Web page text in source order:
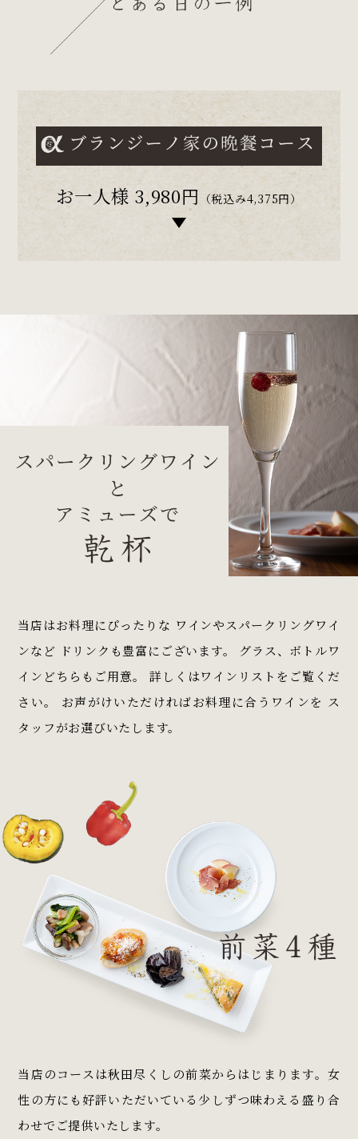
お一人様 3,980円 （税込み4,375円）
当店はお料理にぴったりな ワインやスパークリングワイ
ンなど ドリンクも豊富にございます。 グラス、ボトルワ
インどちらもご用意。 詳しくはワインリストをご覧くだ
さい。 お声がけいただければお料理に合うワインを ス
タッフがお選びいたします。
当店のコースは秋田尽くしの前菜からはじまります。女
性の方にも好評いただいている少しずつ味わえる盛り合
わせでご提供いたします。